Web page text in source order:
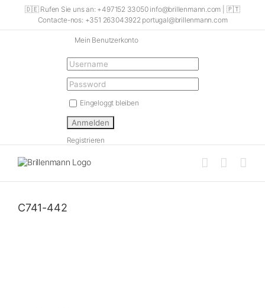
🇩🇪 Rufen Sie uns an: +497152 33050 info@brillenmann.com | 🇵🇹
Contacte-nos: +351 263043922 portugal@brillenmann.com
Mein Benutzerkonto
Eingeloggt bleiben
Registrieren
C741-442